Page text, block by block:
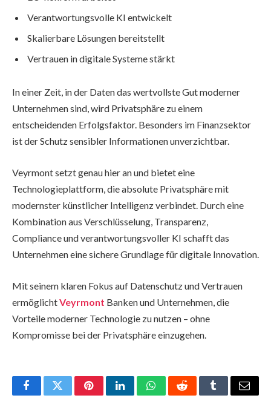
Verantwortungsvolle KI entwickelt
Skalierbare Lösungen bereitstellt
Vertrauen in digitale Systeme stärkt
In einer Zeit, in der Daten das wertvollste Gut moderner
Unternehmen sind, wird Privatsphäre zu einem
entscheidenden Erfolgsfaktor. Besonders im Finanzsektor
ist der Schutz sensibler Informationen unverzichtbar.
Veyrmont setzt genau hier an und bietet eine
Technologieplattform, die absolute Privatsphäre mit
modernster künstlicher Intelligenz verbindet. Durch eine
Kombination aus Verschlüsselung, Transparenz,
Compliance und verantwortungsvoller KI schafft das
Unternehmen eine sichere Grundlage für digitale Innovation.
Mit seinem klaren Fokus auf Datenschutz und Vertrauen
ermöglichtVeyrmont Banken und Unternehmen, die
Vorteile moderner Technologie zu nutzen – ohne
Kompromisse bei der Privatsphäre einzugehen.
FacebookTwitterPinterestLinkedInWhatsAppRedditTumblrEmail